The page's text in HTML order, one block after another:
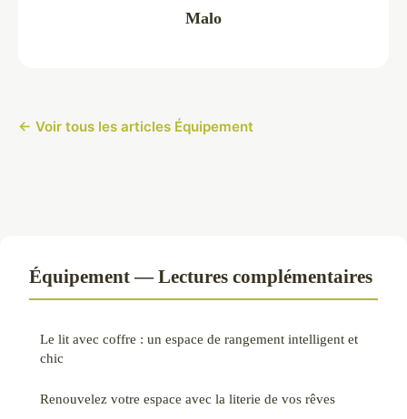
Malo
← Voir tous les articles Équipement
Équipement — Lectures complémentaires
Le lit avec coffre : un espace de rangement intelligent et
chic
Renouvelez votre espace avec la literie de vos rêves